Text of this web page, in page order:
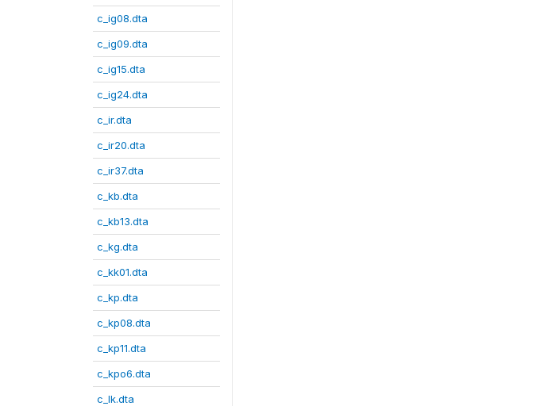
c_ig08.dta
c_ig09.dta
c_ig15.dta
c_ig24.dta
c_ir.dta
c_ir20.dta
c_ir37.dta
c_kb.dta
c_kb13.dta
c_kg.dta
c_kk01.dta
c_kp.dta
c_kp08.dta
c_kp11.dta
c_kpo6.dta
c_lk.dta